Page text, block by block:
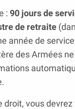
: 90 jours de
de retraite
année de
des Armées
droit, vous